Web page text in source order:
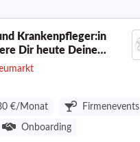
Krankenpfleger:in
Dir heute Deine
€/Monat
Firmenevents
Onboarding